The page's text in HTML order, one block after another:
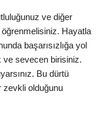
ve diğer
öğrenmelisiniz. Hayatla
başarısızlığa yol
ve sevecen birisiniz.
Bu dürtü
zevkli olduğunu